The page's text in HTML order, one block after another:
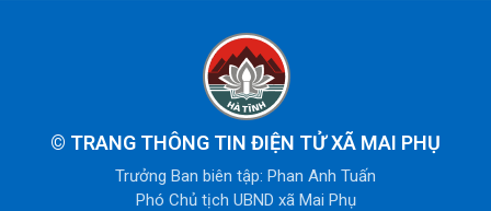
© TRANG THÔNG TIN ĐIỆN TỬ XÃ MAI PHỤ
Trưởng Ban biên tập: Phan Anh Tuấn
Phó Chủ tịch UBND xã Mai Phụ